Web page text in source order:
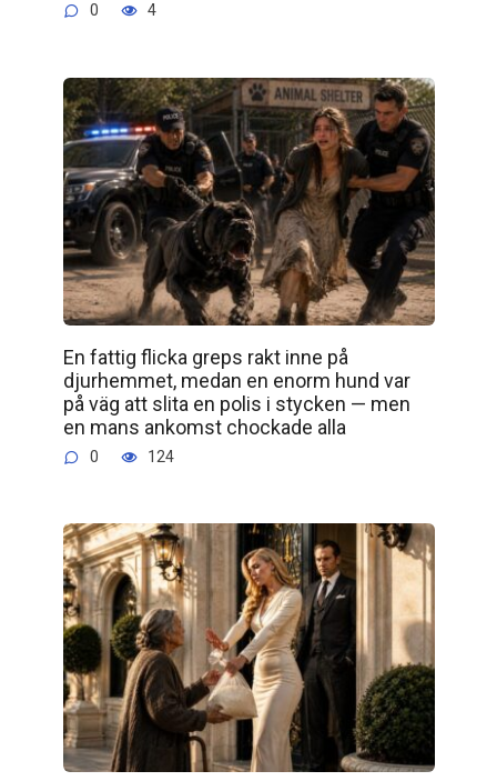
0 4
En fattig flicka greps rakt inne på
djurhemmet, medan en enorm hund var
på väg att slita en polis i stycken — men
en mans ankomst chockade alla
0 124